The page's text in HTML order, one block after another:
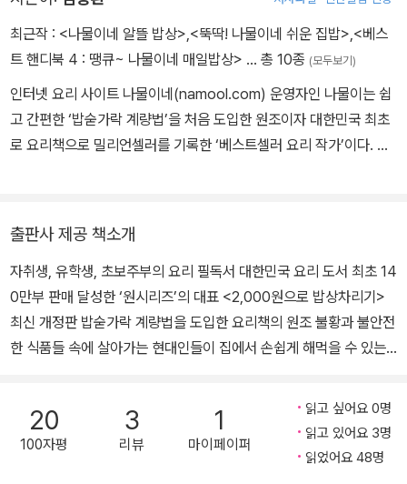
최근작 : <나물이네 알뜰 밥상>,<뚝딱! 나물이네 쉬운 집밥>,<베스
트 핸디북 4 : 땡큐~ 나물이네 매일밥상> … 총 10종 (모두보기)
인터넷 요리 사이트 나물이네(namool.com) 운영자인 나물이는 쉽
고 간편한 ‘밥숟가락 계량법’을 처음 도입한 원조이자 대한민국 최초
로 요리책으로 밀리언셀러를 기록한 ‘베스트셀러 요리 작가’이다. 백
이가 펴낸 요리책뿐이라는 찬사를 받으며 ‘생활 밀착형 요리’의 진수
를 선보인다. <2,000원으로 밥상 차리기>, <나물이네 밥상>, <나
물이네 밥상 2>, <땡큐~ 나물이네 매일 밥상> 등을 출간했다.
출판사 제공 책소개
자취생, 유학생, 초보주부의 요리 필독서 대한민국 요리 도서 최초 14
0만부 판매 달성한 ‘원시리즈’의 대표 <2,000원으로 밥상차리기>
최신 개정판 밥숟가락 계량법을 도입한 요리책의 원조 불황과 불안전
한 식품들 속에 살아가는 현대인들이 집에서 손쉽게 해먹을 수 있는
이가 직접 장을 보고, 요리하고, 사진 찍고 레시피를 정리한, 100%
서민을 위한 요리책 나물이닷컴에서 최근 가장 사랑 받았던 레시피 3
0개를 나물이가 직접 엄선하여 추가 구성하였다. 뿐만 아니라 기존의
20
100자평
3
리뷰
1
마이페이퍼
읽고 싶어요 0명
읽고 있어요 3명
읽었어요 48명